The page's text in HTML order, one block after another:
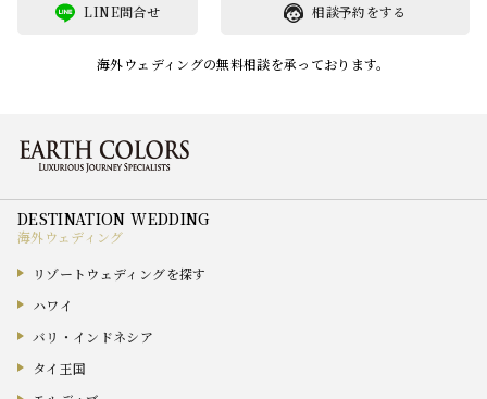
相談予約をする
LINE問合せ
海外ウェディングの無料相談を承っております。
海外ウェディング
リゾートウェディングを探す
ハワイ
バリ・インドネシア
タイ王国